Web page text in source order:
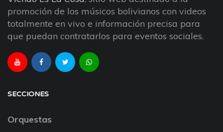
promoción de los músicos bolivianos con videos
totalmente en vivo e información precisa para
que puedan contratarlos para eventos sociales.
SECCIONES
Orquestas